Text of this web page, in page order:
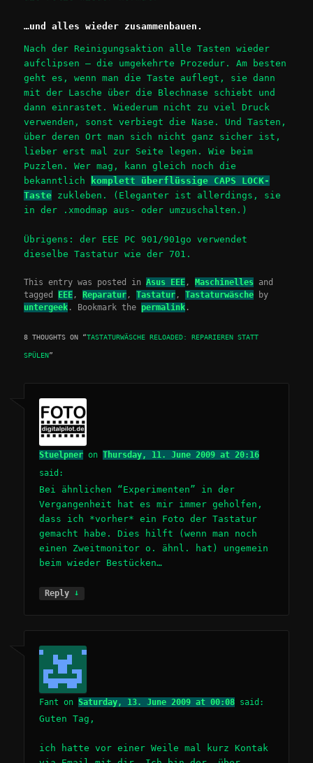
…und alles wieder zusammenbauen.
Nach der Reinigungsaktion alle Tasten wieder
aufclipsen – die umgekehrte Prozedur. Am besten
geht es, wenn man die Taste auflegt, sie dann
mit der Lasche über die Blechnase schiebt und
dann einrastet. Wiederum nicht zu viel Druck
verwenden, sonst verbiegt die Nase. Und Tasten,
über deren Ort man sich nicht ganz sicher ist,
lieber erst mal zur Seite legen. Wie beim
Puzzlen. Wer mag, kann gleich noch die
bekanntlich
komplett überflüssige CAPS LOCK-
Taste zukleben. (Eleganter ist allerdings, sie
in der .xmodmap aus- oder umzuschalten.)
Übrigens: der EEE PC 901/901go verwendet
dieselbe Tastatur wie der 701.
This entry was posted inAsus EEE, Maschinelles and
tagged
EEE, Reparatur,Tastatur,Tastaturwäsche by
untergeek . Bookmark the permalink .
8 THOUGHTS ON “TASTATURWÄSCHE RELOADED: REPARIEREN STATT
SPÜLEN”
Stuelpner onThursday, 11. June 2009 at 20:16
said:
Bei ähnlichen “Experimenten” in der
Vergangenheit hat es mir immer geholfen,
dass ich *vorher* ein Foto der Tastatur
gemacht habe. Dies hilft (wenn man noch
einen Zweitmonitor o. ähnl. hat) ungemein
beim wieder Bestücken…
Reply ↓
Fant onSaturday, 13. June 2009 at 00:08 said:
Guten Tag,
ich hatte vor einer Weile mal kurz Kontak